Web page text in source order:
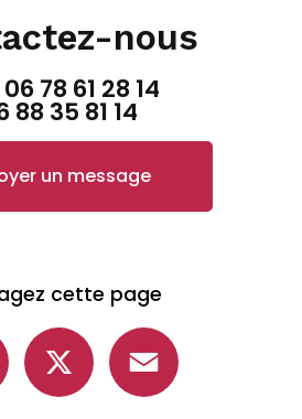
nous
06 78 61 28 14
88 35 81 14
un message
cette page
Facebook